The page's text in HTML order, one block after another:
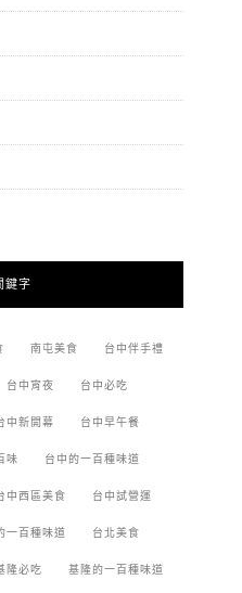
鍵字
南屯美食 台中伴手禮
台中宵夜 台中必吃
中新開幕 台中早午餐
味 台中的一百種味道
中西區美食 台中試營運
一百種味道 台北美食
隆必吃 基隆的一百種味道